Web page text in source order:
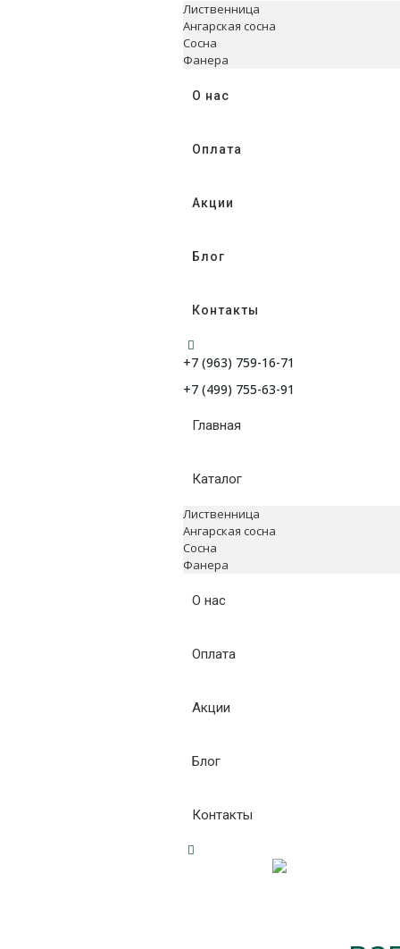
Лиственница
Ангарская сосна
Сосна
Фанера
О нас
Оплата
Акции
Блог
Контакты
+7 (963) 759-16-71
+7 (499) 755-63-91
Главная
Каталог
Лиственница
Ангарская сосна
Сосна
Фанера
О нас
Оплата
Акции
Блог
Контакты